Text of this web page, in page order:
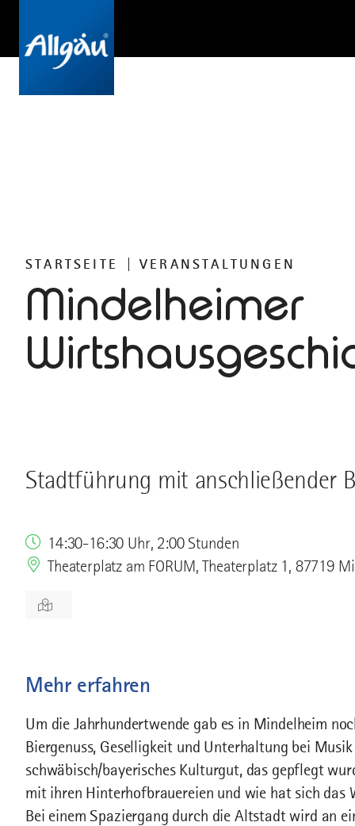
STARTSEITE VERANSTALTUNGEN
Mindelheimer
Stadtführung mit anschließender
14:30-16:30 Uhr, 2:00 Stunden
Theaterplatz am FORUM, Theaterplatz 1, 87719
Mehr erfahren
Um die Jahrhundertwende gab es in Mindelheim
Biergenuss, Geselligkeit und Unterhaltung bei
schwäbisch/bayerisches Kulturgut, das gepflegt
mit ihren Hinterhofbrauereien und wie hat sich das
Bei einem Spaziergang durch die Altstadt wird an